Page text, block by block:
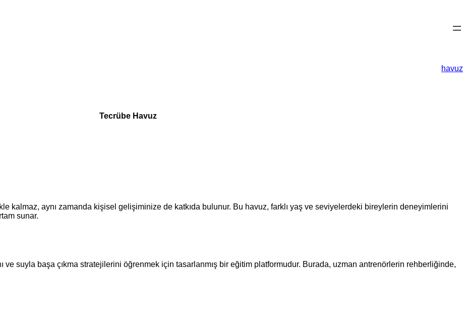
havuz
Tecrübe Havuz
kalmaz, aynı zamanda kişisel gelişiminize de katkıda bulunur. Bu havuz, farklı yaş ve seviyelerdeki bireylerin deneyimlerini
sunar.
ve suyla başa çıkma stratejilerini öğrenmek için tasarlanmış bir eğitim platformudur. Burada, uzman antrenörlerin rehberliğinde,